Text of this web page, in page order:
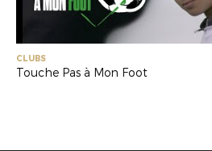
CLUBS
Touche Pas à Mon Foot